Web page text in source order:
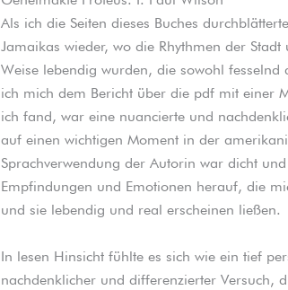
Als ich die Seiten dieses Buches
Jamaikas wieder, wo die Rhythmen der
Weise lebendig wurden, die sowohl
ich mich dem Bericht über die pdf mit einer
ich fand, war eine nuancierte und
auf einen wichtigen Moment in der
Sprachverwendung der Autorin war dicht
Empfindungen und Emotionen herauf, die
und sie lebendig und real erscheinen ließen.
In lesen Hinsicht fühlte es sich wie ein tief
nachdenklicher und differenzierter Versuch,